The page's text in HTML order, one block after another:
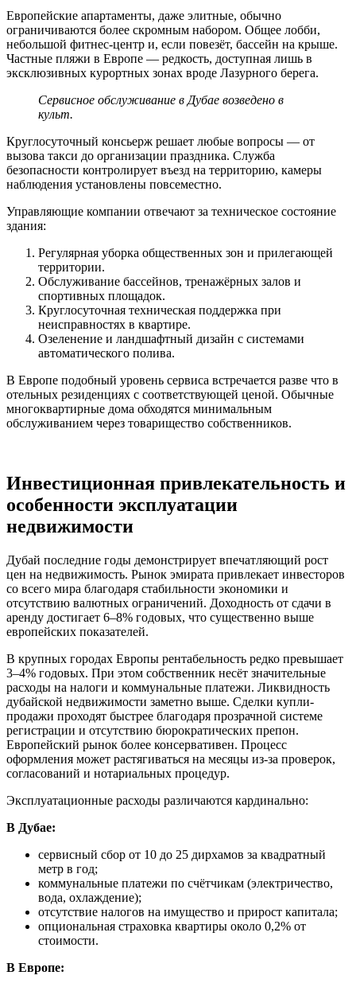
Европейские апартаменты, даже элитные, обычно
ограничиваются более скромным набором. Общее лобби,
небольшой фитнес-центр и, если повезёт, бассейн на крыше.
Частные пляжи в Европе — редкость, доступная лишь в
эксклюзивных курортных зонах вроде Лазурного берега.
Сервисное обслуживание в Дубае возведено в
культ.
Круглосуточный консьерж решает любые вопросы — от
вызова такси до организации праздника. Служба
безопасности контролирует въезд на территорию, камеры
наблюдения установлены повсеместно.
Управляющие компании отвечают за техническое состояние
здания:
Регулярная уборка общественных зон и прилегающей
территории.
Обслуживание бассейнов, тренажёрных залов и
спортивных площадок.
Круглосуточная техническая поддержка при
неисправностях в квартире.
Озеленение и ландшафтный дизайн с системами
автоматического полива.
В Европе подобный уровень сервиса встречается разве что в
отельных резиденциях с соответствующей ценой. Обычные
многоквартирные дома обходятся минимальным
обслуживанием через товарищество собственников.
Инвестиционная привлекательность и
особенности эксплуатации
недвижимости
Дубай последние годы демонстрирует впечатляющий рост
цен на недвижимость. Рынок эмирата привлекает инвесторов
со всего мира благодаря стабильности экономики и
отсутствию валютных ограничений. Доходность от сдачи в
аренду достигает 6–8% годовых, что существенно выше
европейских показателей.
В крупных городах Европы рентабельность редко превышает
3–4% годовых. При этом собственник несёт значительные
расходы на налоги и коммунальные платежи. Ликвидность
дубайской недвижимости заметно выше. Сделки купли-
продажи проходят быстрее благодаря прозрачной системе
регистрации и отсутствию бюрократических препон.
Европейский рынок более консервативен. Процесс
оформления может растягиваться на месяцы из-за проверок,
согласований и нотариальных процедур.
Эксплуатационные расходы различаются кардинально:
В Дубае:
сервисный сбор от 10 до 25 дирхамов за квадратный
метр в год;
коммунальные платежи по счётчикам (электричество,
вода, охлаждение);
отсутствие налогов на имущество и прирост капитала;
опциональная страховка квартиры около 0,2% от
стоимости.
В Европе: